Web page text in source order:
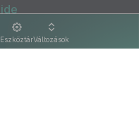
EszköztárVáltozások
ide